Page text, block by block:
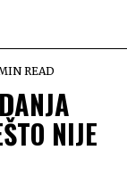
READ
NIJE